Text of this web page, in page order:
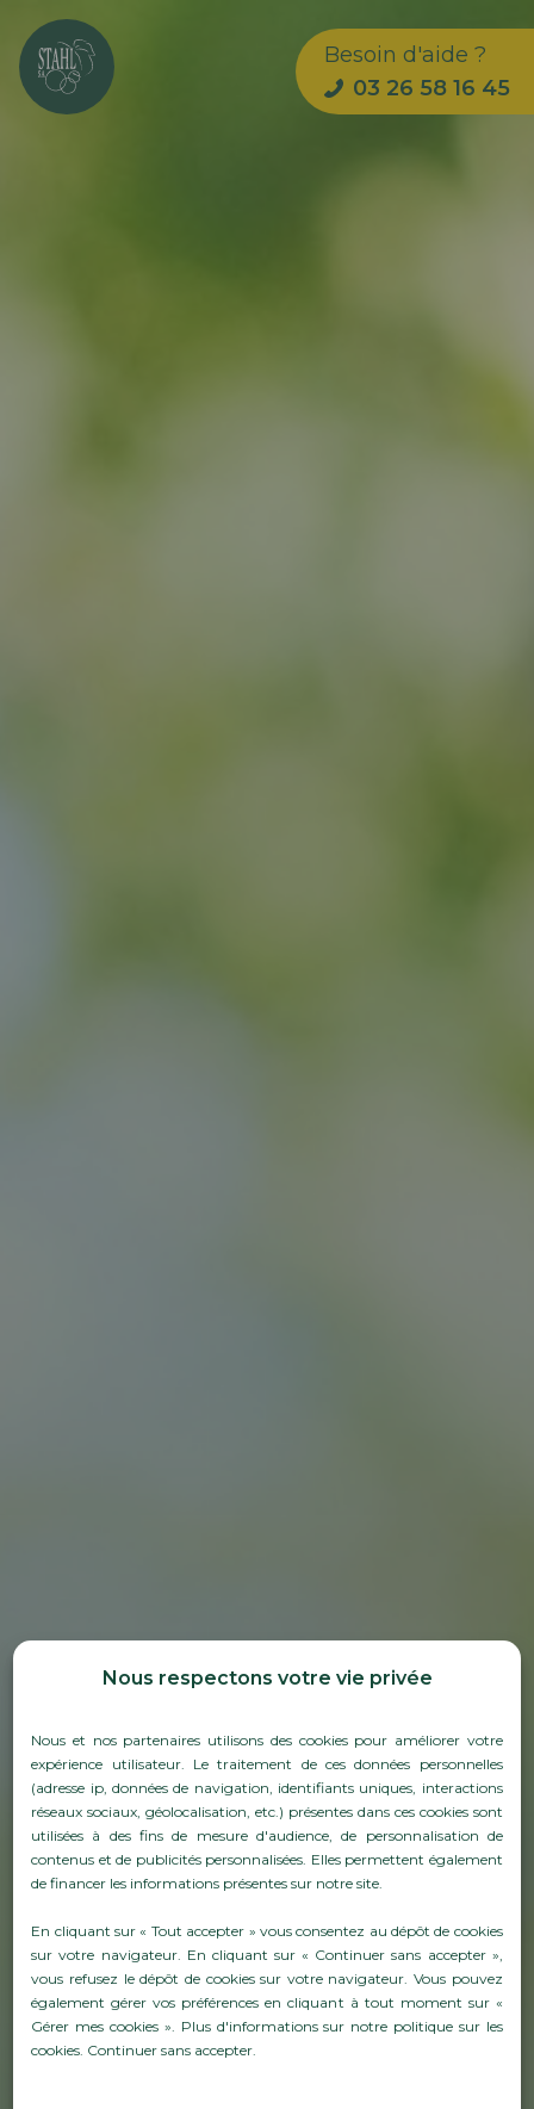
Besoin d'aide ?
03 26 58 16 45
MATÉRIEL DE VENDANGE :
OUTILS POUR UNE
RÉCOLTE EFFICACE ET
SOIGNÉE
Nous respectons votre vie privée
Nous et nos partenaires utilisons des cookies pour améliorer votre
expérience utilisateur. Le traitement de ces données personnelles
(adresse ip, données de navigation, identifiants uniques, interactions
réseaux sociaux, géolocalisation, etc.) présentes dans ces cookies sont
utilisées à des fins de mesure d'audience, de personnalisation de
contenus et de publicités personnalisées. Elles permettent également
de financer les informations présentes sur notre site.
En cliquant sur « Tout accepter » vous consentez au dépôt de cookies
sur votre navigateur. En cliquant sur « Continuer sans accepter »,
vous refusez le dépôt de cookies sur votre navigateur. Vous pouvez
également gérer vos préférences en cliquant à tout moment sur «
Gérer mes cookies ». Plus d'informations sur notre politique sur les
cookies. Continuer sans accepter.